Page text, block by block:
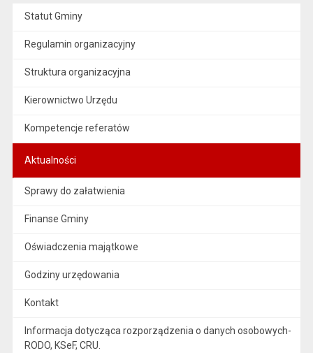
Statut Gminy
Regulamin organizacyjny
Struktura organizacyjna
Kierownictwo Urzędu
Kompetencje referatów
Aktualności
Sprawy do załatwienia
Finanse Gminy
Oświadczenia majątkowe
Godziny urzędowania
Kontakt
Informacja dotycząca rozporządzenia o danych osobowych-
RODO, KSeF, CRU.